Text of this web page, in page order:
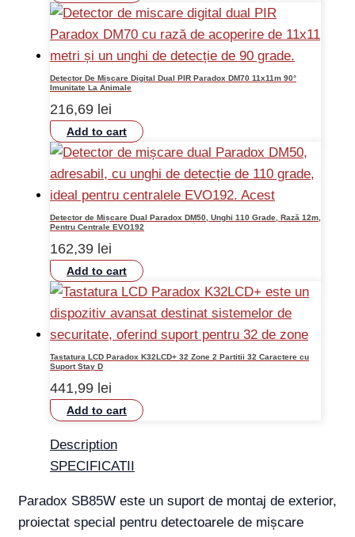
Detector De Mișcare Digital Dual PIR Paradox DM70 11x11m 90°
Imunitate La Animale
216,69 lei
Add to cart
Detector de Mișcare Dual Paradox DM50, Unghi 110 Grade, Rază 12m,
Pentru Centrale EVO192
162,39 lei
Add to cart
Tastatura LCD Paradox K32LCD+ 32 Zone 2 Partitii 32 Caractere cu
Suport Stay D
441,99 lei
Add to cart
Description
SPECIFICATII
Paradox SB85W este un suport de montaj de exterior,
proiectat special pentru detectoarele de mișcare